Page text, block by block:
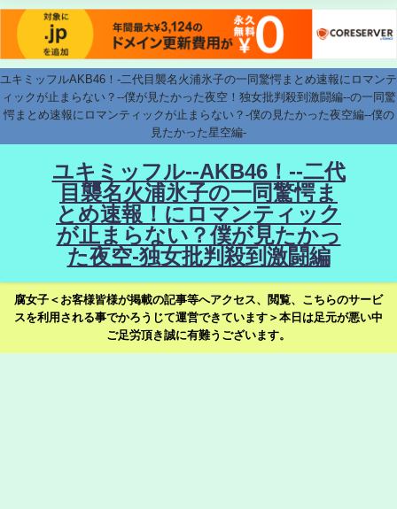
ユキミッフルAKB46！-二代目襲名火浦氷子の一同驚愕まとめ速報にロマンテ
ィックが止まらない？--僕が見たかった夜空！独女批判殺到激闘編--の一同驚
愕まとめ速報にロマンティックが止まらない？-僕の見たかった夜空編--僕の
見たかった星空編-
ユキミッフル--AKB46！--二代
目襲名火浦氷子の一同驚愕ま
とめ速報！にロマンティック
が止まらない？僕が見たかっ
た夜空-独女批判殺到激闘編
腐女子＜お客様皆様が掲載の記事等へアクセス、閲覧、こちらのサービ
スを利用される事でかろうじて運営できています＞本日は足元が悪い中
ご足労頂き誠に有難うございます。